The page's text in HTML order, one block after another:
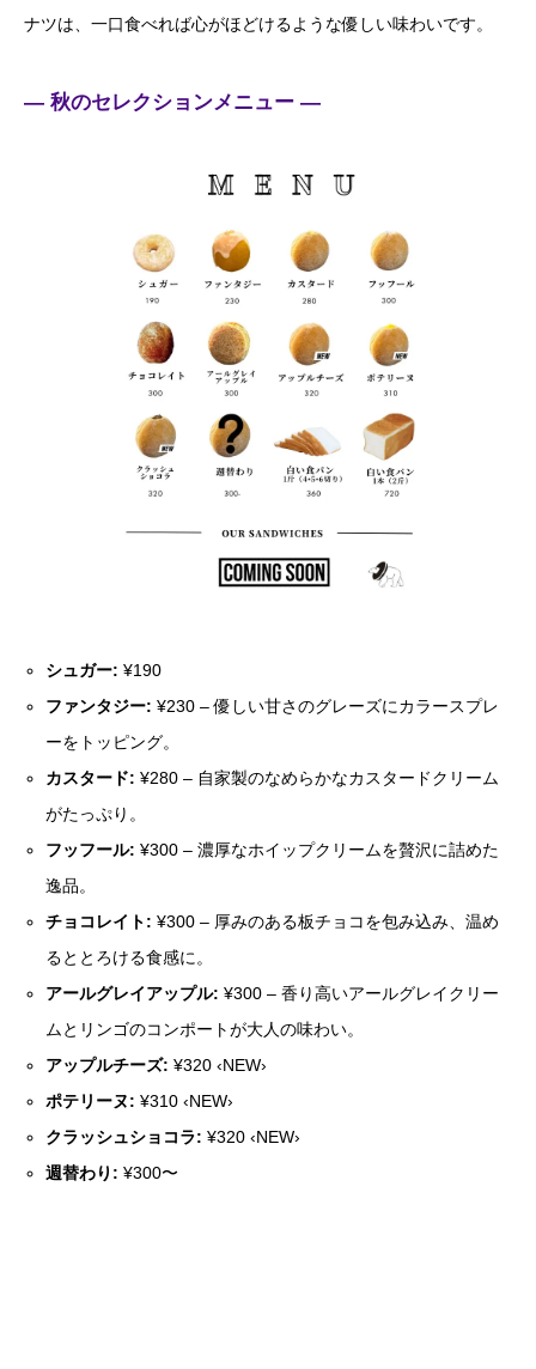
ナツは、一口食べれば心がほどけるような優しい味わいです。
— 秋のセレクションメニュー —
シュガー: ¥190
ファンタジー: ¥230 – 優しい甘さのグレーズにカラースプレ
ーをトッピング。
カスタード: ¥280 – 自家製のなめらかなカスタードクリーム
がたっぷり。
フッフール: ¥300 – 濃厚なホイップクリームを贅沢に詰めた
逸品。
チョコレイト: ¥300 – 厚みのある板チョコを包み込み、温め
るととろける食感に。
アールグレイアップル: ¥300 – 香り高いアールグレイクリー
ムとリンゴのコンポートが大人の味わい。
アップルチーズ: ¥320 ‹NEW›
ポテリーヌ: ¥310 ‹NEW›
クラッシュショコラ: ¥320 ‹NEW›
週替わり: ¥300〜